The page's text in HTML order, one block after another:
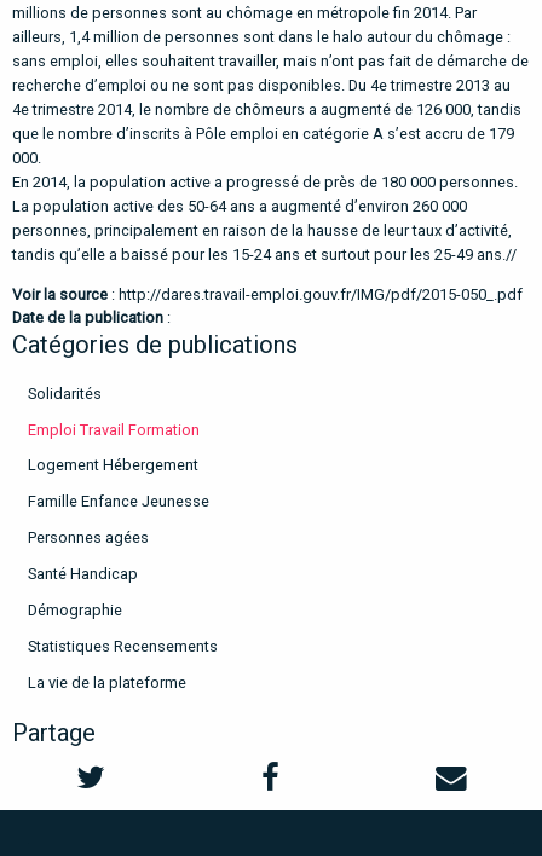
millions de personnes sont au chômage en métropole fin 2014. Par
ailleurs, 1,4 million de personnes sont dans le halo autour du chômage :
sans emploi, elles souhaitent travailler, mais n’ont pas fait de démarche de
recherche d’emploi ou ne sont pas disponibles. Du 4e trimestre 2013 au
4e trimestre 2014, le nombre de chômeurs a augmenté de 126 000, tandis
que le nombre d’inscrits à Pôle emploi en catégorie A s’est accru de 179
000.
En 2014, la population active a progressé de près de 180 000 personnes.
La population active des 50-64 ans a augmenté d’environ 260 000
personnes, principalement en raison de la hausse de leur taux d’activité,
tandis qu’elle a baissé pour les 15-24 ans et surtout pour les 25-49 ans.//
Voir la source : http://dares.travail-emploi.gouv.fr/IMG/pdf/2015-050_.pdf
Date de la publication :
Catégories de publications
Solidarités
Emploi Travail Formation
Logement Hébergement
Famille Enfance Jeunesse
Personnes agées
Santé Handicap
Démographie
Statistiques Recensements
La vie de la plateforme
Partage